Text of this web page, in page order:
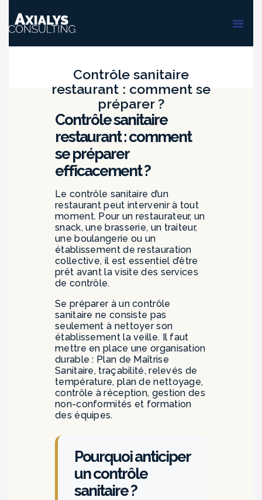
Contrôle sanitaire
restaurant : comment se
préparer ?
FORMATIONS
Contrôle sanitaire
restaurant : comment
se préparer
efficacement ?
Le contrôle sanitaire d’un
restaurant peut intervenir à tout
moment. Pour un restaurateur, un
snack, une brasserie, un traiteur,
une boulangerie ou un
établissement de restauration
collective, il est essentiel d’être
prêt avant la visite des services
de contrôle.
Se préparer à un contrôle
sanitaire ne consiste pas
seulement à nettoyer son
établissement la veille. Il faut
mettre en place une organisation
durable : Plan de Maîtrise
Sanitaire, traçabilité, relevés de
température, plan de nettoyage,
contrôle à réception, gestion des
non-conformités et formation
des équipes.
Pourquoi anticiper
un contrôle
sanitaire ?